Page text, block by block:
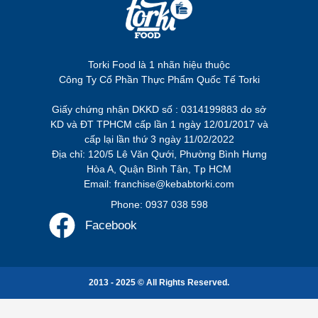
Torki Food là 1 nhãn hiệu thuộc
Công Ty Cổ Phần Thực Phẩm Quốc Tế Torki
Giấy chứng nhận DKKD số : 0314199883 do sở
KD và ĐT TPHCM cấp lần 1 ngày 12/01/2017 và
cấp lại lần thứ 3 ngày 11/02/2022
Địa chỉ: 120/5 Lê Văn Qưới, Phường Bình Hưng
Hòa A, Quận Bình Tân, Tp HCM
Email: franchise@kebabtorki.com
Phone: 0937 038 598
Facebook
2013 - 2025 © All Rights Reserved.